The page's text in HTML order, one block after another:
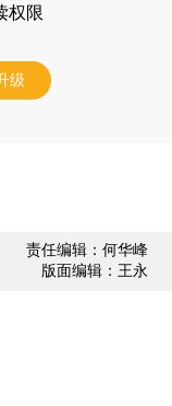
权限
级
责任编辑：何华峰
版面编辑：王永